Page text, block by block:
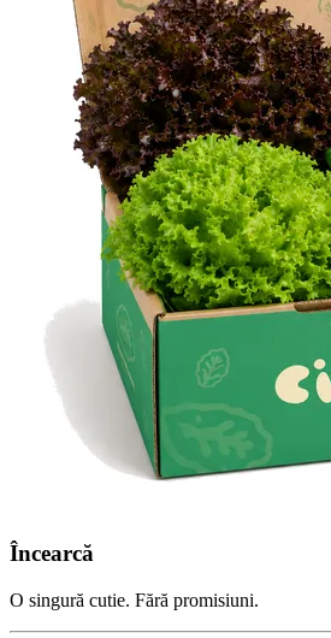
Încearcă
O singură cutie. Fără promisiuni.